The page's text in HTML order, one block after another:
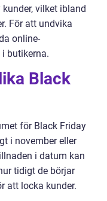
vilket ibland
För att undvika
online-
butikerna.
Black
för Black Friday
i november eller
i datum kan
tidigt de börjar
att locka kunder.